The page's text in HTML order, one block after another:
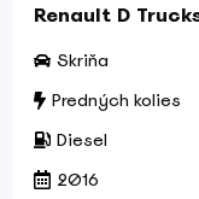
Renault D
Skriňa
Predných kolies
Diesel
2016